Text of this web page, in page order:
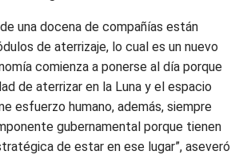
una docena de compañías están
de aterrizaje, lo cual es un nuevo
comienza a ponerse al día porque
de aterrizar en la Luna y el espacio
esfuerzo humano, además, siempre
gubernamental porque tienen
de estar en ese lugar”, aseveró